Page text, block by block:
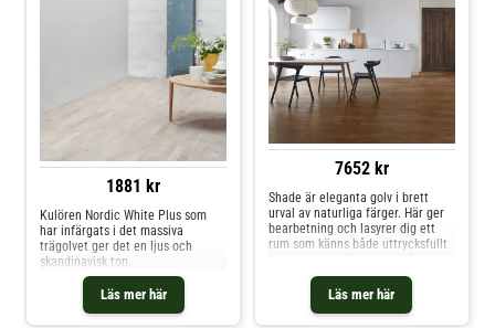
sofistikerade och naturliga ut,
utan gör dem också extra lätta att
underhålla och motståndskraftiga
mot fläckar och mikrorepor.
1881 kr
Läs mer här
Kulören Nordic White Plus som
har infärgats i det massiva
trägolvet ger det en ljus och
skandinavisk ton.
7652 kr
Läs mer här
Shade är eleganta golv i brett
urval av naturliga färger. Här ger
bearbetning och lasyrer dig ett
rum som känns både uttrycksfullt
Välj din stil!